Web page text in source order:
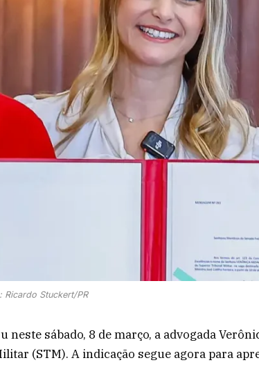
Ricardo Stuckert/PR
sábado, 8 de março, a advogada
(STM). A indicação segue agora para